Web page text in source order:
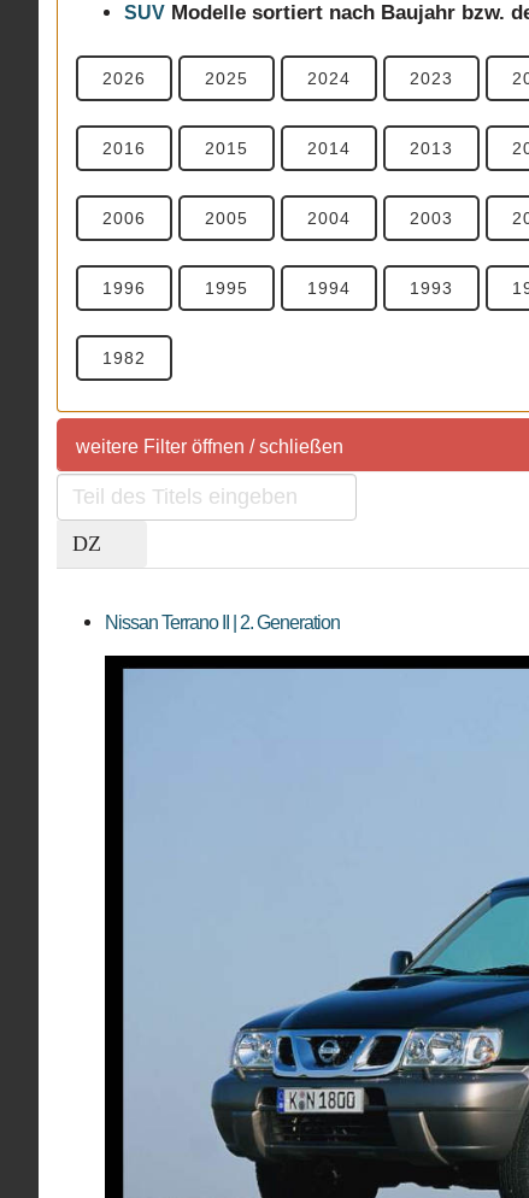
SUV Modelle sortiert nach Baujahr bzw.
2026 2025 2024 2023
2016 2015 2014 2013
2006 2005 2004 2003
1996 1995 1994 1993
1982
weitere Filter öffnen / schließen
weitere Filter
Sortierung aller aktuell im deutschem Handel
Teil
des
Titels
eingeben
Nissan Terrano II | 2. Generation